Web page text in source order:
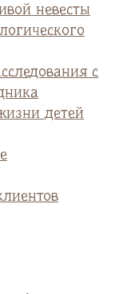
невесты
с
детей